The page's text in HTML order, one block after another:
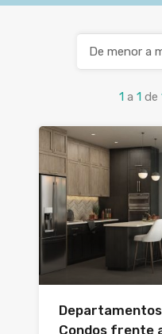
1 a 1 de
De menor a
Condos frente